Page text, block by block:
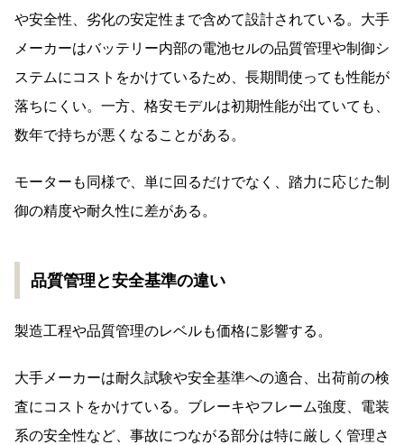
や安全性、劣化の安定性まで含めて設計されている。大手
メーカーはバッテリー内部の電池セルの品質管理や制御シ
ステムにコストをかけているため、長期間使っても性能が
落ちにくい。一方、格安モデルは初期性能が出ていても、
数年で持ちが悪くなることがある。
モーターも同様で、単に回るだけでなく、踏力に応じた制
御の精度や耐久性に差がある。
品質管理と安全基準の違い
製造工程や品質管理のレベルも価格に影響する。
大手メーカーは耐久試験や安全基準への適合、出荷前の検
査にコストをかけている。ブレーキやフレーム強度、電装
系の安全性など、事故につながる部分は特に厳しく管理さ